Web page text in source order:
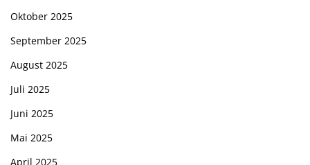
Oktober 2025
September 2025
August 2025
Juli 2025
Juni 2025
Mai 2025
April 2025